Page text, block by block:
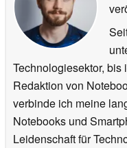
Technologiesektor,
Redaktion von
verbinde ich meine
Notebooks und
Leidenschaft für